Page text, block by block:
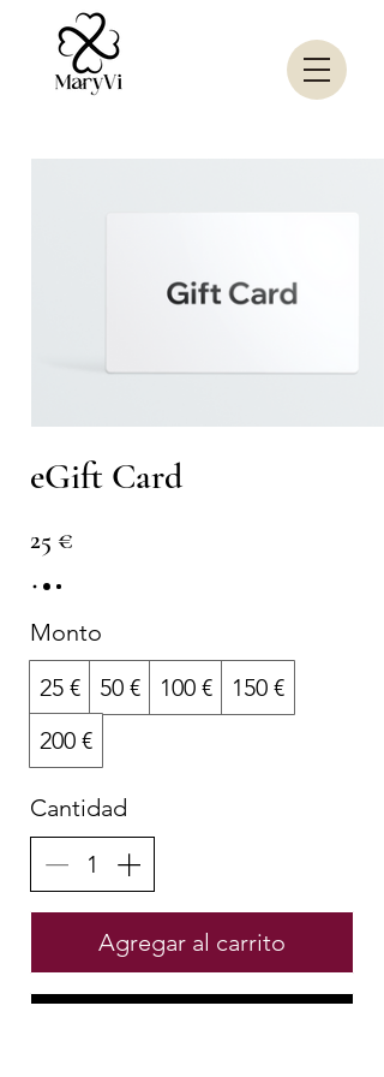
eGift Card
25 €
Monto
25 €
50 € 100 €
150 €
200 €
Cantidad
Agregar al carrito